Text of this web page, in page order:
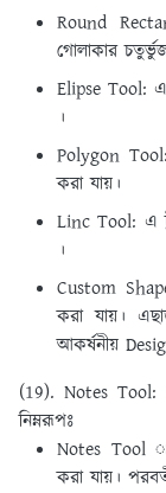
Round
গােলাকার
Elipse Tool: এ
।
Polygon
করা যায়।
Linc Tool: এ
।
Custom
করা যায়।
আকর্ষনীয়
(19). Notes Tool:
নিম্নরূপঃ
Notes Tool
করা যায়।